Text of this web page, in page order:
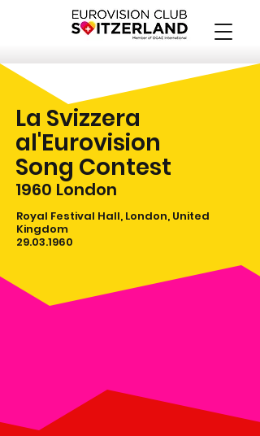
La Svizzera
al'Eurovision
Song Contest
London
1960
Royal Festival Hall, London, United
Kingdom
29.03.1960